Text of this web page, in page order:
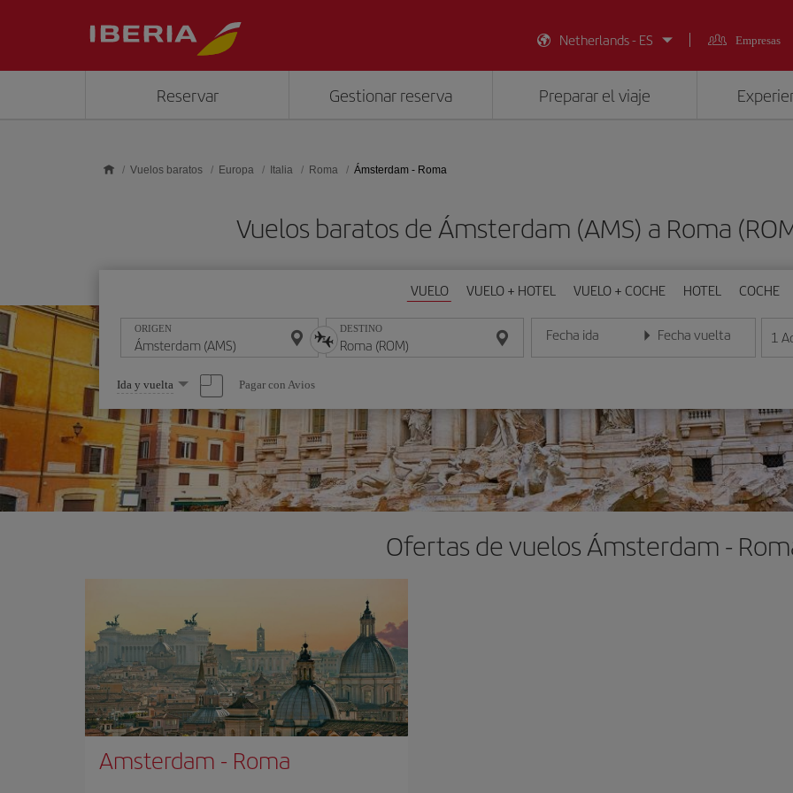
Netherlands - ES
Empresas
Reservar Gestionar reserva Preparar el viaje
Vuelos baratos Europa Italia Roma Ámsterdam - Roma
Vuelos baratos de Ámsterdam (AMS) a Roma
VUELO VUELO + HOTEL VUELO + COCHE HOTEL COCHE
ORIGEN DESTINO Fecha ida
Introduce la fecha en formato día/mes/año
Fecha vuelta
Introduce la fecha en 1
Seleccione
una
opción
Ida y vuelta Pagar con Avios
Ofertas de vuelos Ámsterdam -
Amsterdam - Roma